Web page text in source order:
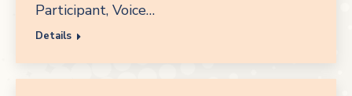
Participant, Voice…
Details